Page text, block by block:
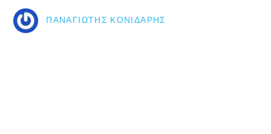
ΠΑΝΑΓΙΏΤΗΣ ΚΟΝΙΔΆΡΗΣ